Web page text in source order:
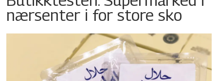
nærsenter i for store sko